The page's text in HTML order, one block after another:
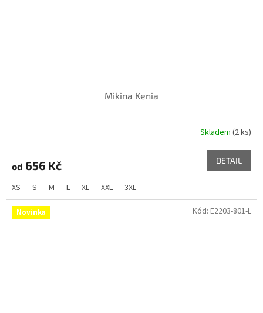
Mikina Kenia
Skladem (2 ks)
od 656 Kč DETAIL
XS S M L XL XXL 3XL
Novinka Kód: E2203-801-L